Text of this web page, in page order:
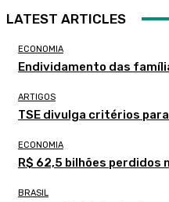
LATEST ARTICLES
ECONOMIA
Endividamento das
ARTIGOS
TSE divulga critérios
ECONOMIA
R$ 62,5 bilhões perdidos
BRASIL